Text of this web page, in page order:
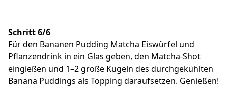
Schritt 6/6
Für den Bananen Pudding Matcha Eiswürfel und
Pflanzendrink in ein Glas geben, den Matcha-Shot
eingießen und 1–2 große Kugeln des durchgekühlten
Banana Puddings als Topping daraufsetzen. Genießen!